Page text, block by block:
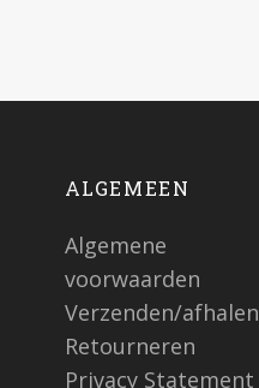
ALGEMEEN
Algemene
voorwaarden
Verzenden/afhalen
Retourneren
Privacy Statement